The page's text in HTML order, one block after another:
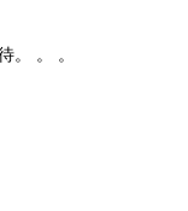
。 。 。